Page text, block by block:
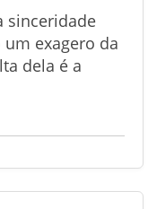
sinceridade
exagero da
dela é a